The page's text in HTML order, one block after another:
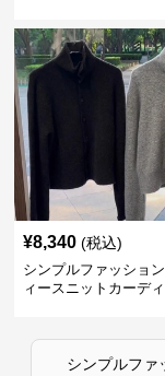
¥8,340 (税込)
シンプルファッショ
ィースニットカーデ
シンプルファ